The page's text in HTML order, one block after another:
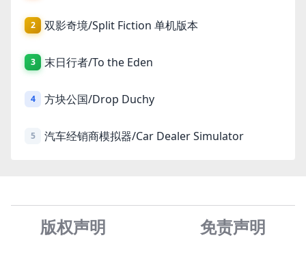
2 双影奇境/Split Fiction 单机版本
3 末日行者/To the Eden
4 方块公国/Drop Duchy
5 汽车经销商模拟器/Car Dealer Simulator
版权声明 免责声明